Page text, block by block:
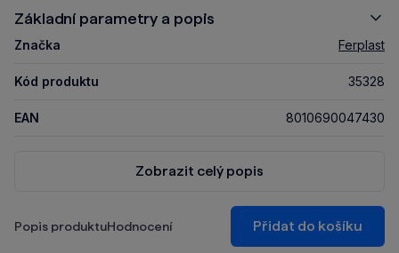
Základní parametry a popis
Značka Ferplast
Kód produktu 35328
EAN 8010690047430
Zobrazit celý popis
Popis produktuHodnocení Přidat do košíku